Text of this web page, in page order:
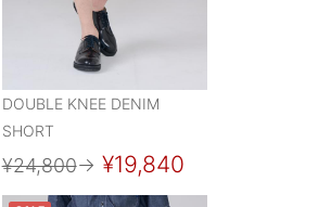
DOUBLE KNEE DENIM
SHORT
¥24,800→ ¥19,840